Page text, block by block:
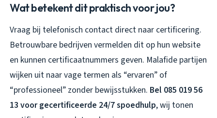
Wat betekent dit praktisch voor jou?
Vraag bij telefonisch contact direct naar certificering.
Betrouwbare bedrijven vermelden dit op hun website
en kunnen certificaatnummers geven. Malafide partijen
wijken uit naar vage termen als “ervaren” of
“professioneel” zonder bewijsstukken. Bel 085 019 56
13 voor gecertificeerde 24/7 spoedhulp, wij tonen